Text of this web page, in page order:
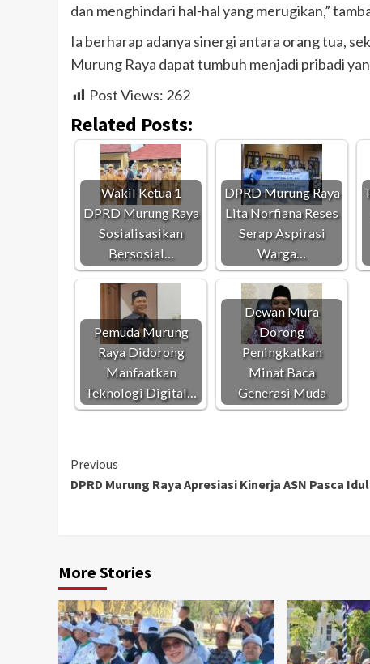
dan menghindari hal-hal yang merugikan,”
Ia berharap adanya sinergi antara orang tua,
Murung Raya dapat tumbuh menjadi pribadi
Post Views: 262
Related Posts:
Wakil Ketua 1
DPRD Murung Raya
Sosialisasikan
Bersosial…
DPRD Murung Raya
Lita Norfiana Reses
Serap Aspirasi
Warga…
Pemuda Murung
Raya Didorong
Manfaatkan
Teknologi Digital…
Dewan Mura
Dorong
Peningkatkan
Minat Baca
Generasi Muda
Continue
Reading
Previous
DPRD Murung Raya Apresiasi Kinerja ASN Pasca
More Stories